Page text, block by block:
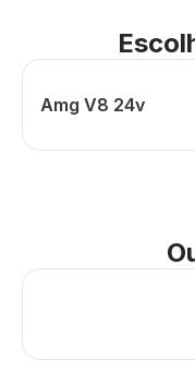
Amg V8 24v